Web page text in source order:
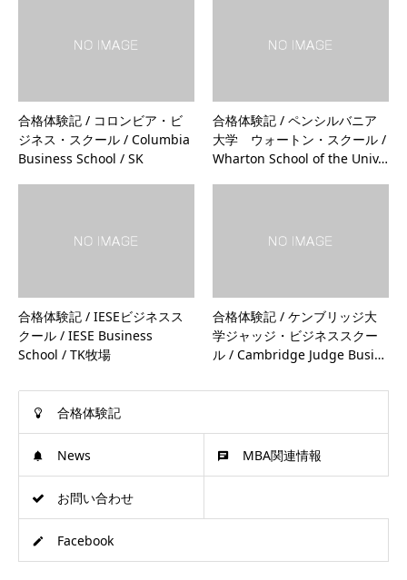
合格体験記 / コロンビア・ビ
ジネス・スクール / Columbia
Business School / SK
合格体験記 / ペンシルバニア
大学 ウォートン・スクール /
Wharton School of the Univ…
合格体験記 / IESEビジネスス
クール / IESE Business
School / TK牧場
合格体験記 / ケンブリッジ大
学ジャッジ・ビジネススクー
ル / Cambridge Judge Busi…
合格体験記
News MBA関連情報
お問い合わせ
Facebook